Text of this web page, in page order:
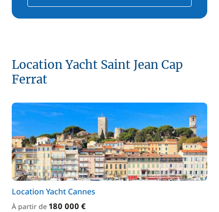
Location Yacht Saint Jean Cap
Ferrat
Location Yacht Cannes
À partir de 180 000 €